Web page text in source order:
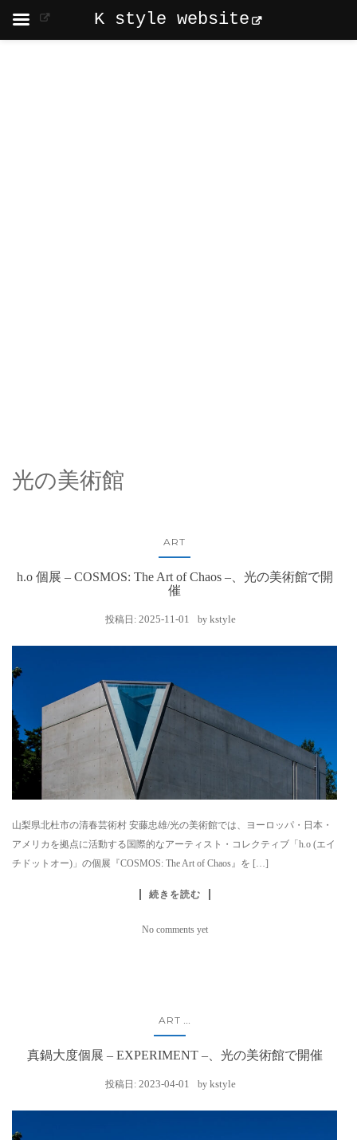
光の美術館
ART
h.o 個展 – COSMOS: The Art of Chaos –、光の美術館で開
催
投稿日: 2025-11-01 by kstyle
山梨県北杜市の清春芸術村 安藤忠雄/光の美術館では、ヨーロッパ・⽇本・
アメリカを拠点に活動する国際的なアーティスト・コレクティブ「h.o (エイ
チドットオー)」の個展『COSMOS: The Art of Chaos』を […]
続きを読む
No comments yet
ART
真鍋大度個展 – EXPERIMENT –、光の美術館で開催
投稿日: 2023-04-01 by kstyle
K style website